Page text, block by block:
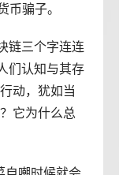
骗子。
链三个字连连
们认知与其存
动，犹如当
它为什么总